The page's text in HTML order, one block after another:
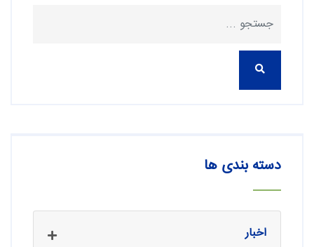
دسته بندی ها
اخبار